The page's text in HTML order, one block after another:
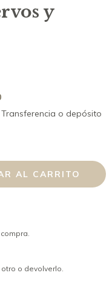
y
o depósito
o devolverlo.